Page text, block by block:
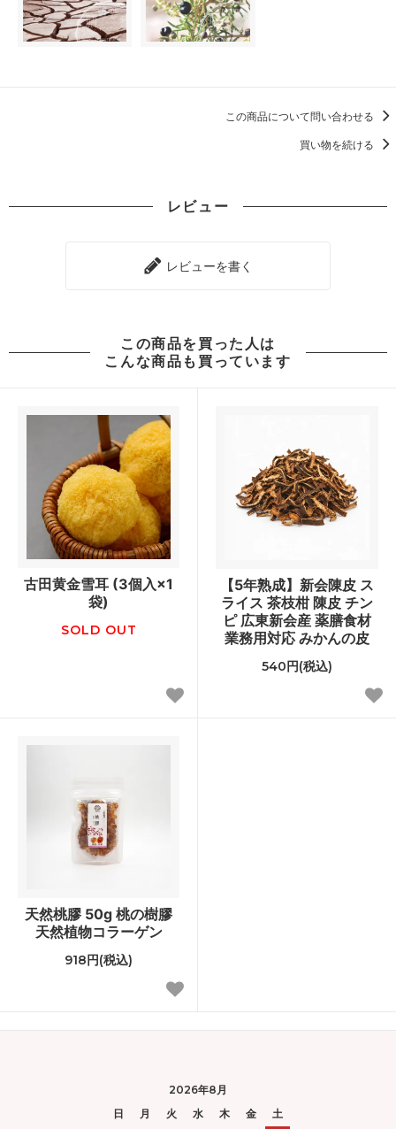
この商品について問い合わせる
買い物を続ける
レビュー
レビューを書く
この商品を買った人は
こんな商品も買っています
古田黄金雪耳 (3個入×1
袋)
SOLD OUT
【5年熟成】新会陳皮 ス
ライス 茶枝柑 陳皮 チン
ピ 広東新会産 薬膳食材
業務用対応 みかんの皮
540円(税込)
天然桃膠 50g 桃の樹膠
天然植物コラーゲン
918円(税込)
2026年8月
日
月 火 水 木 金
土